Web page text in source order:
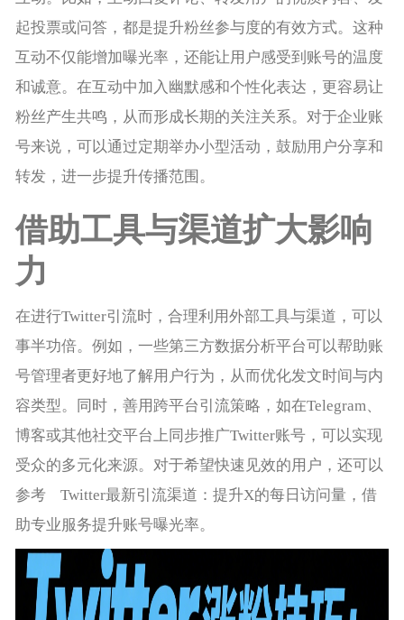
起投票或问答，都是提升粉丝参与度的有效方式。这种
互动不仅能增加曝光率，还能让用户感受到账号的温度
和诚意。在互动中加入幽默感和个性化表达，更容易让
粉丝产生共鸣，从而形成长期的关注关系。对于企业账
号来说，可以通过定期举办小型活动，鼓励用户分享和
转发，进一步提升传播范围。
借助工具与渠道扩大影响
力
在进行Twitter引流时，合理利用外部工具与渠道，可以
事半功倍。例如，一些第三方数据分析平台可以帮助账
号管理者更好地了解用户行为，从而优化发文时间与内
容类型。同时，善用跨平台引流策略，如在Telegram、
博客或其他社交平台上同步推广Twitter账号，可以实现
受众的多元化来源。对于希望快速见效的用户，还可以
参考 Twitter最新引流渠道：提升X的每日访问量 ，借
助专业服务提升账号曝光率。